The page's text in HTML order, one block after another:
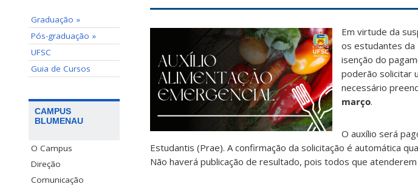
Graduação »
Pós-graduação »
UFSC
Guia de Cursos
CAMPUS
BLUMENAU
O Campus
Direção
Comunicação
Em virtude da
os estudantes da
isenção do
poderão solicitar
necessário
março.
O auxílio será
Estudantis (Prae). A confirmação da solicitação é automática
Não haverá publicação de resultado, pois todos que